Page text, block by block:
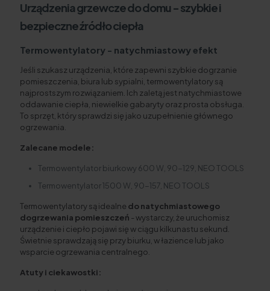
Urządzenia grzewcze do domu - szybkie i
bezpieczne źródło ciepła
Termowentylatory - natychmiastowy efekt
Jeśli szukasz urządzenia, które zapewni szybkie dogrzanie
pomieszczenia, biura lub sypialni, termowentylatory są
najprostszym rozwiązaniem. Ich zaletą jest natychmiastowe
oddawanie ciepła, niewielkie gabaryty oraz prosta obsługa.
To sprzęt, który sprawdzi się jako uzupełnienie głównego
ogrzewania.
Zalecane modele:
Termowentylator biurkowy 600 W, 90-129, NEO TOOLS
Termowentylator 1500 W, 90-157, NEO TOOLS
Termowentylatory są idealne donatychmiastowego
dogrzewania pomieszczeń - wystarczy, że uruchomisz
urządzenie i ciepło pojawi się w ciągu kilkunastu sekund.
Świetnie sprawdzają się przy biurku, w łazience lub jako
wsparcie ogrzewania centralnego.
Atuty i ciekawostki: